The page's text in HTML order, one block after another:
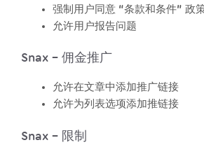
强制用户同意 “条款和条件” 政
允许用户报告问题
Snax – 佣金推广
允许在文章中添加推广链接
允许为列表选项添加推链接
Snax – 限制